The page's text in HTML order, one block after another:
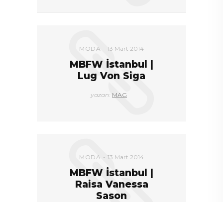
MODA 13 Mart 2014
MBFW İstanbul |
Lug Von Siga
yazan: MAG
MODA 13 Mart 2014
MBFW İstanbul |
Raisa Vanessa
Sason